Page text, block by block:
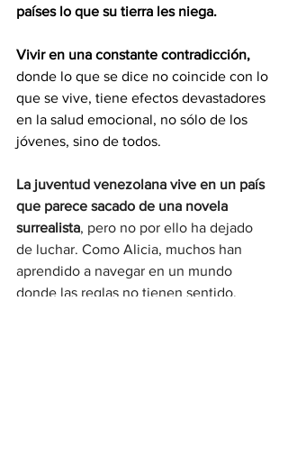
países lo que su tierra les niega.
Vivir en una constante contradicción,
donde lo que se dice no coincide con lo
que se vive, tiene efectos devastadores
en la salud emocional, no sólo de los
jóvenes, sino de todos.
La juventud venezolana vive en un país
que parece sacado de una novela
surrealista, pero no por ello ha dejado
de luchar. Como Alicia, muchos han
aprendido a navegar en un mundo
donde las reglas no tienen sentido,